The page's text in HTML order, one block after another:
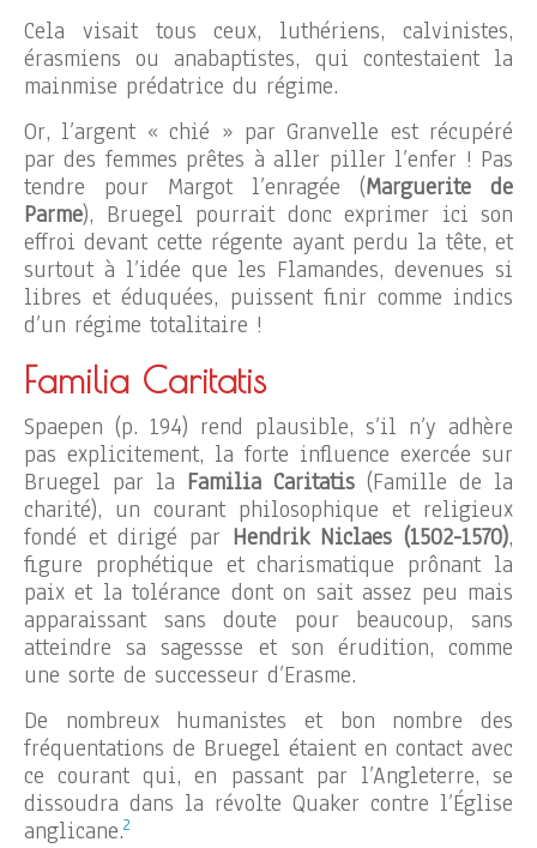
Cela visait tous ceux, luthériens, calvinistes,
érasmiens ou anabaptistes, qui contestaient la
mainmise prédatrice du régime.
Or, l’argent « chié » par Granvelle est récupéré
par des femmes prêtes à aller piller l’enfer ! Pas
tendre pour Margot l’enragée (Marguerite de
Parme), Bruegel pourrait donc exprimer ici son
effroi devant cette régente ayant perdu la tête, et
surtout à l’idée que les Flamandes, devenues si
libres et éduquées, puissent finir comme indics
d’un régime totalitaire !
Familia Caritatis
Spaepen (p. 194) rend plausible, s’il n’y adhère
pas explicitement, la forte influence exercée sur
Bruegel par la Familia Caritatis (Famille de la
charité), un courant philosophique et religieux
fondé et dirigé par Hendrik Niclaes (1502-1570),
figure prophétique et charismatique prônant la
paix et la tolérance dont on sait assez peu mais
apparaissant sans doute pour beaucoup, sans
atteindre sa sagessse et son érudition, comme
une sorte de successeur d’Erasme.
De nombreux humanistes et bon nombre des
fréquentations de Bruegel étaient en contact avec
ce courant qui, en passant par l’Angleterre, se
dissoudra dans la révolte Quaker contre l’Église
anglicane.2